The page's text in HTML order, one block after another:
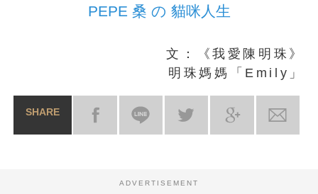
PEPE 桑 の 貓咪人生
文：《我愛陳明珠》
明珠媽媽「Emily」
SHARE
ADVERTISEMENT